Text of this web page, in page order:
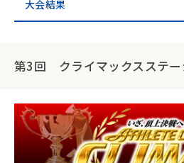
大会結果
第3回 クライマックスステー